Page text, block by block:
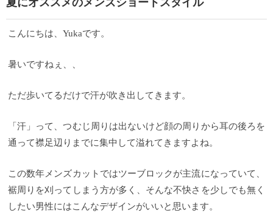
夏にオススメのメンズショートスタイル
こんにちは、Yukaです。
暑いですねぇ、、
ただ歩いてるだけで汗が吹き出してきます。
「汗」って、つむじ周りは出ないけど顔の周りから耳の後ろを
通って襟足辺りまでに集中して溢れてきますよね。
この数年メンズカットではツーブロックが主流になっていて、
裾周りを刈ってしまう方が多く、そんな不快さを少しでも無く
したい男性にはこんなデザインがいいと思います。